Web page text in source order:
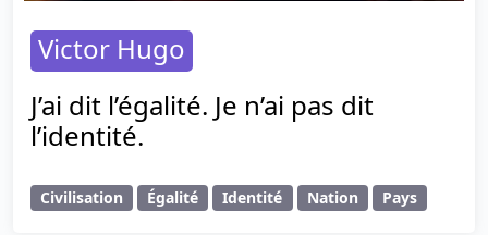
Victor Hugo
J’ai dit l’égalité. Je n’ai pas dit
l’identité.
Civilisation Égalité Identité Nation Pays